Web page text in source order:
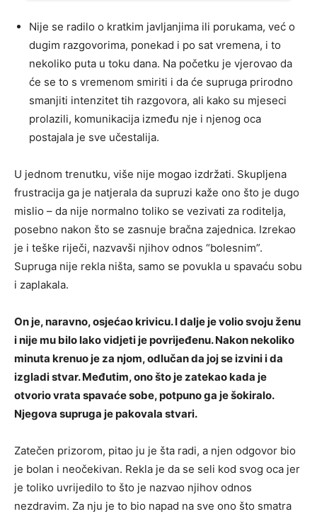
Nije se radilo o kratkim javljanjima ili porukama, već o
dugim razgovorima, ponekad i po sat vremena, i to
nekoliko puta u toku dana. Na početku je vjerovao da
će se to s vremenom smiriti i da će supruga prirodno
smanjiti intenzitet tih razgovora, ali kako su mjeseci
prolazili, komunikacija između nje i njenog oca
postajala je sve učestalija.
U jednom trenutku, više nije mogao izdržati. Skupljena
frustracija ga je natjerala da supruzi kaže ono što je dugo
mislio – da nije normalno toliko se vezivati za roditelja,
posebno nakon što se zasnuje bračna zajednica. Izrekao
je i teške riječi, nazvavši njihov odnos “bolesnim”.
Supruga nije rekla ništa, samo se povukla u spavaću sobu
i zaplakala.
On je, naravno, osjećao krivicu. I dalje je volio svoju ženu
i nije mu bilo lako vidjeti je povrijeđenu. Nakon nekoliko
minuta krenuo je za njom, odlučan da joj se izvini i da
izgladi stvar. Međutim, ono što je zatekao kada je
otvorio vrata spavaće sobe, potpuno ga je šokiralo.
Njegova supruga je pakovala stvari.
Zatečen prizorom, pitao ju je šta radi, a njen odgovor bio
je bolan i neočekivan. Rekla je da se seli kod svog oca jer
je toliko uvrijedilo to što je nazvao njihov odnos
nezdravim. Za nju je to bio napad na sve ono što smatra